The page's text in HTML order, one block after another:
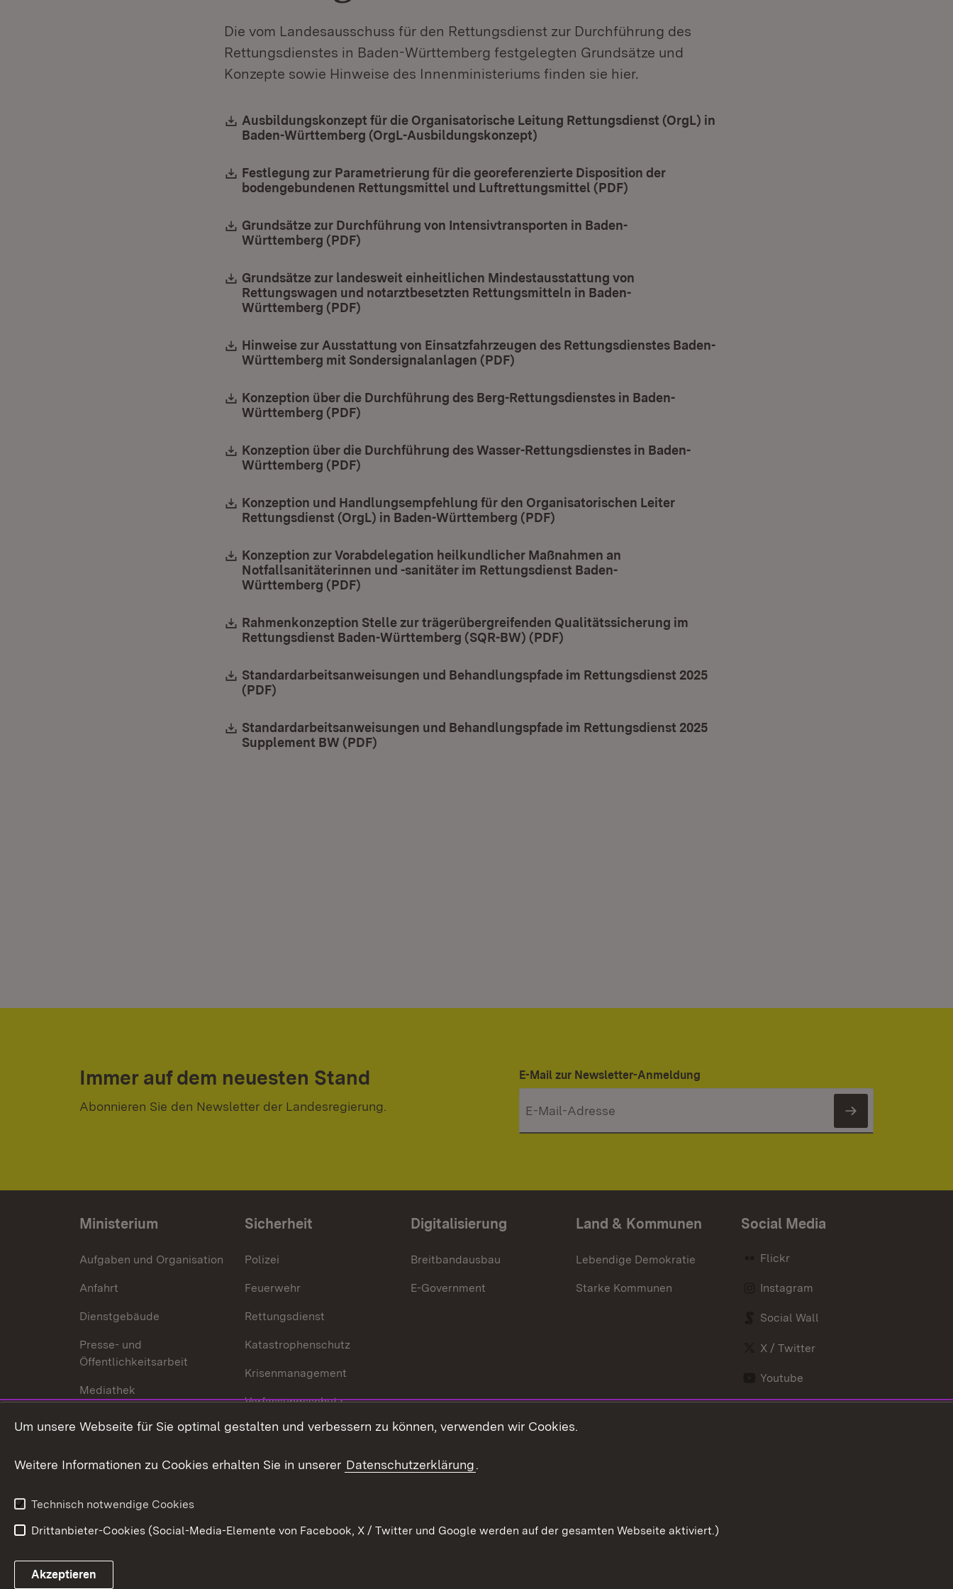
Die vom Landesausschuss für den Rettungsdienst zur Durchführung des
Rettungsdienstes in Baden-Württemberg festgelegten Grundsätze und
Konzepte sowie Hinweise des Innenministeriums finden sie hier.
Download:
Ausbildungskonzept für die Organisatorische Leitung Rettungsdienst (OrgL) in
Baden-Württemberg (OrgL-Ausbildungskonzept)
Download:
Festlegung zur Parametrierung für die georeferenzierte Disposition der
bodengebundenen Rettungsmittel und Luftrettungsmittel (PDF)
Download:
Grundsätze zur Durchführung von Intensivtransporten in Baden-
Württemberg (PDF)
Download:
Grundsätze zur landesweit einheitlichen Mindestausstattung von
Rettungswagen und notarztbesetzten Rettungsmitteln in Baden-
Württemberg (PDF)
Download:
Hinweise zur Ausstattung von Einsatzfahrzeugen des Rettungsdienstes Baden-
Württemberg mit Sondersignalanlagen (PDF)
Download:
Konzeption über die Durchführung des Berg-Rettungsdienstes in Baden-
Württemberg (PDF)
Download:
Konzeption über die Durchführung des Wasser-Rettungsdienstes in Baden-
Württemberg (PDF)
Download:
Konzeption und Handlungsempfehlung für den Organisatorischen Leiter
Rettungsdienst (OrgL) in Baden-Württemberg (PDF)
Download:
Konzeption zur Vorabdelegation heilkundlicher Maßnahmen an
Notfallsanitäterinnen und -sanitäter im Rettungsdienst Baden-
Württemberg (PDF)
Download:
Rahmenkonzeption Stelle zur trägerübergreifenden Qualitätssicherung im
Rettungsdienst Baden-Württemberg (SQR-BW) (PDF)
Download:
Standardarbeitsanweisungen und Behandlungspfade im Rettungsdienst 2025
(PDF)
Download:
Standardarbeitsanweisungen und Behandlungspfade im Rettungsdienst 2025
Supplement BW (PDF)
Immer auf dem neuesten Stand
Abonnieren Sie den Newsletter der Landesregierung.
E-Mail zur Newsletter-Anmeldung
Newsletter
Ministerium
Aufgaben und Organisation
Anfahrt
Dienstgebäude
Presse- und
Öffentlichkeitsarbeit
Mediathek
Publikationen
Sicherheit
Polizei
Feuerwehr
Rettungsdienst
Katastrophenschutz
Krisenmanagement
Verfassungsschutz
Datenschutz
Glücksspielrecht
Digitalisierung
Breitbandausbau
E-Government
Land & Kommunen
Lebendige Demokratie
Starke Kommunen
Social Media
Flickr
Instagram
Social Wall
X / Twitter
Youtube
Link zum Landesportal
Um unsere Webseite für Sie optimal gestalten und verbessern zu können, verwenden wir Cookies.
Weitere Informationen zu Cookies erhalten Sie in unserer Datenschutzerklärung.
Technisch notwendige Cookies
Drittanbieter-Cookies (Social-Media-Elemente von Facebook, X / Twitter und Google werden auf der gesamten Webseite aktiviert.)
Akzeptieren